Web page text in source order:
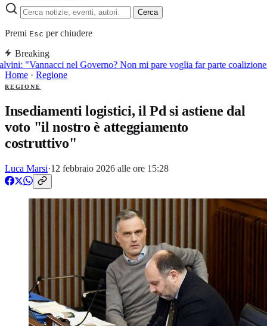
Cerca
Premi Esc per chiudere
Breaking
"Vannacci nel Governo? Non mi pare voglia far parte
Home · Regione
REGIONE
Insediamenti logistici, il Pd si astiene dal
voto "il nostro è atteggiamento
costruttivo"
Luca Marsi·12 febbraio 2026 alle ore 15:28